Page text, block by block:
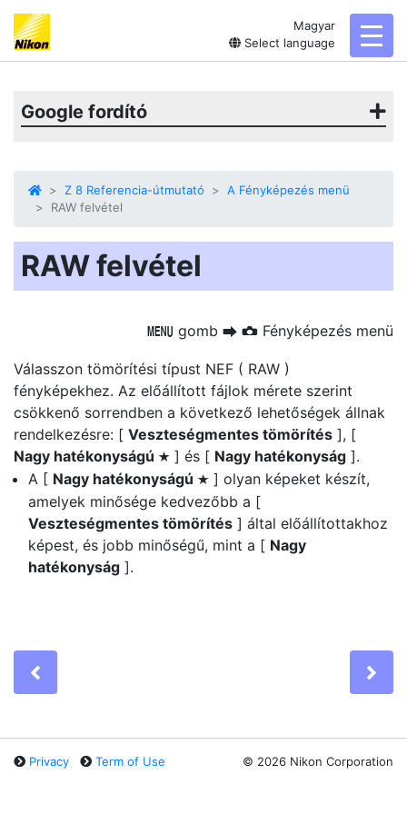
Magyar
Select language
Google fordító
Z 8 Referencia-útmutató
A Fényképezés menü
RAW felvétel
RAW felvétel
G gomb U C Fényképezés menü
Válasszon tömörítési típust NEF ( RAW )
fényképekhez. Az előállított fájlok mérete szerint
csökkenő sorrendben a következő lehetőségek állnak
rendelkezésre: [ Veszteségmentes tömörítés ], [
Nagy hatékonyságú m ] és [ Nagy hatékonyság ].
A [ Nagy hatékonyságú m ] olyan képeket készít,
amelyek minősége kedvezőbb a [
Veszteségmentes tömörítés ] által előállítottakhoz
képest, és jobb minőségű, mint a [ Nagy
hatékonyság ].
Privacy Term of Use © 2026 Nikon Corporation